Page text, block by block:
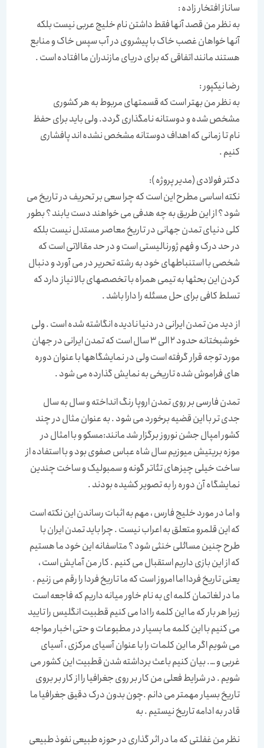
ساناز افتخار زاده :
به نظر من قصد آنها فقط داشتن نام خلیج عربی نیست بلکه
آنها خواهان غصب خاک با پیشروی در آب سپس خاک و منابع
هستند مانند اتفاقی که برای دریای مازندران ما افتاده است .
رضا نیکپور :
به نظر من بهتر است که قسمتهای مربوط به هر کشوری
مشخص شده و دوستانه نامگذاری گردد. ولی باید برای حفظ
نام تا زمانی که اهداف دوستانه مشخص نشده اند پافشاری
کنیم .
دکتر فولادی (مدیر پروژه ):
نکته اساسی مطرح این است که چرا سعی بر تحریف در تاریخ می
شود ؟ از این طریق به چه هدفی می خواهند دست یابند ؟ بطور
کلی دنیای تمدن جهانی در تاریخ معاصر مستدل نیست بلکه
در حد درک و فهم ژورنالیستی است و در حد مقالاتی است که
شخصی با استنباطهای خود به رشته تحریر در می آورد و دنبال
کردن این بحثها به تیمی همراه با تخصصهای بالا نیاز دارد که
تسلط کافی برای حل مسئله را دارا باشد .
از دید من تمدن ایرانی در دنیا نادیده انگاشته شده است . ولی
خوشبختانه حدود 2 الی 3 سال است که تمدن ایرانی در جهان
مورد توجه قرار گرفته است ولی در نمایشگاهها با عنوان دوره
های فراموش شده تاریخی به نمایش گذارده می شود .
تمدن فارسی بر روی تمدن اروپا رنگ انداخته و سال به سال
جدی تر با این قضیه برخورد می شود . به عنوان مثال در چند
کشور امپال جشن نوروز برگزار شد مانند:مسکو و با امثال در
موزه بریتیش میوزیم سال شاه عباس صفوی بود و با استفاده از
ساخت خیلی چیزهای تئاتر گونه و سمبولیک و ساخت چندین
نمایشگاه آن دوره را به تصویر کشیده بودند .
و اما در مورد خلیج فارس ، مهم به اثبات رساندن این نکته است
که این قلمرو متعلق به اعراب نیست . چرا باید تمدن ایران با
طرح چنین مسائلی خنثی شود ؟ متاسفانه این خود ما هستیم
که از این بازی داریم استقبال می کنیم . کار من آمایش است ،
یعنی تاریخ فردا اما امروز است که ما تاریخ فردا را رقم می زنیم .
ما در لغاتمان کلمه ای به نام خاور میانه داریم که فاجعه است
زیرا هر بار که ما این کلمه را ادا می کنیم قطبیت انگلیس را تایید
می کنیم با این کلمه ما بسیار در مطبوعات و حتی اخبار مواجه
می شویم اگر ما این کلمات را با عنوان آسیای مرکزی ، آسیای
غربی و …. بیان کنیم باعث برداشته شدن قطبیت این کشور می
شویم . در شرایط فعلی من کار بر روی جغرافیا را از کار بر بروی
تاریخ بسیار مهمتر می دانم .چون بدون درک دقیق جغرافیا ما
قادر به ادامه تاریخ نیستیم . به
نظر من غفلتی که ما در اثر گذاری در حوزه طبیعی نفوذ طبیعی